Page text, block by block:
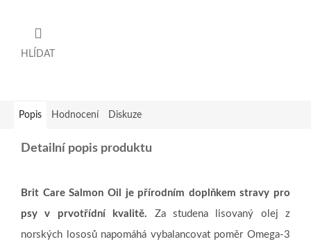
HLÍDAT
Popis Hodnocení Diskuze
Detailní popis produktu
Brit Care Salmon Oil je přírodním doplňkem stravy pro
psy v prvotřídní kvalitě. Za studena lisovaný olej z
norských lososů napomáhá vybalancovat poměr Omega-3